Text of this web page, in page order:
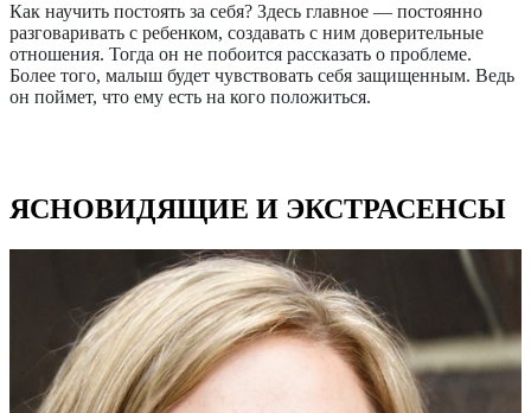
Как научить постоять за себя? Здесь главное — постоянно
разговаривать с ребенком, создавать с ним доверительные
отношения. Тогда он не побоится рассказать о проблеме.
Более того, малыш будет чувствовать себя защищенным. Ведь
он поймет, что ему есть на кого положиться.
ЯСНОВИДЯЩИЕ И ЭКСТРАСЕНСЫ